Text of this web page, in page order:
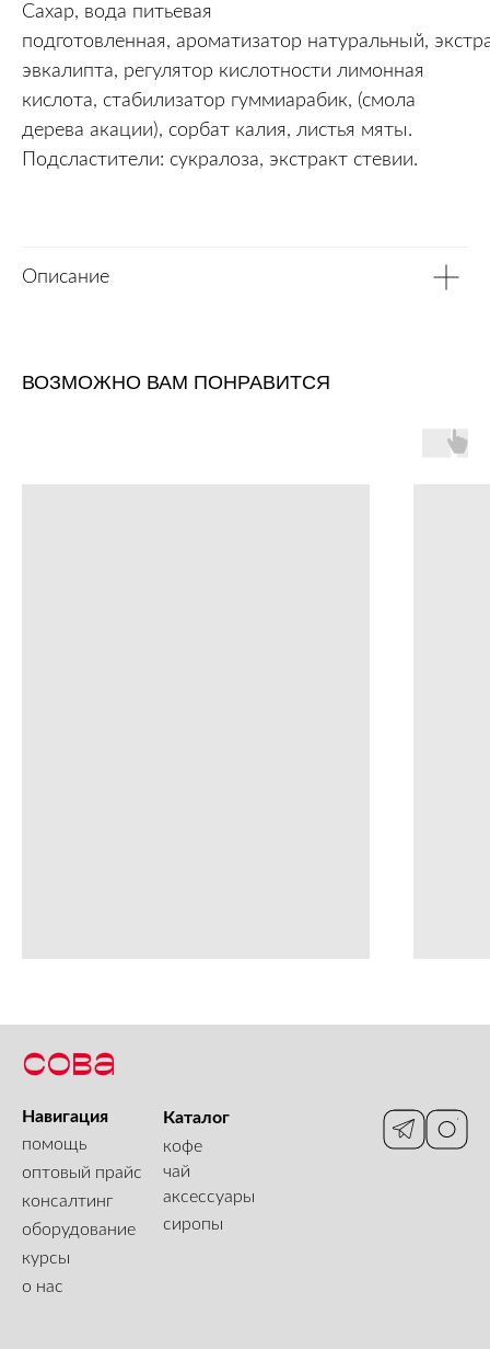
Cахар, вода питьевая
подготовленная, ароматизатор натуральный,
эвкалипта, регулятор кислотности лимонная
кислота, стабилизатор гуммиарабик, (смола
дерева акации), сорбат калия, листья мяты.
Подсластители: сукралоза, экстракт стевии.
Описание
ВОЗМОЖНО ВАМ ПОНРАВИТСЯ
Каталог
кофе
чай
аксессуары
сиропы
Навигация
помощь
оптовый прайс
оборудование
консалтинг
курсы
о нас